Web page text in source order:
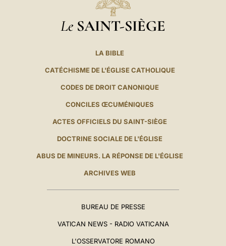
Le SAINT-SIÈGE
LA BIBLE
CATÉCHISME DE L'ÉGLISE CATHOLIQUE
CODES DE DROIT CANONIQUE
CONCILES ŒCUMÉNIQUES
ACTES OFFICIELS DU SAINT-SIÈGE
DOCTRINE SOCIALE DE L'ÉGLISE
ABUS DE MINEURS. LA RÉPONSE DE L'ÉGLISE
ARCHIVES WEB
BUREAU DE PRESSE
VATICAN NEWS - RADIO VATICANA
L'OSSERVATORE ROMANO